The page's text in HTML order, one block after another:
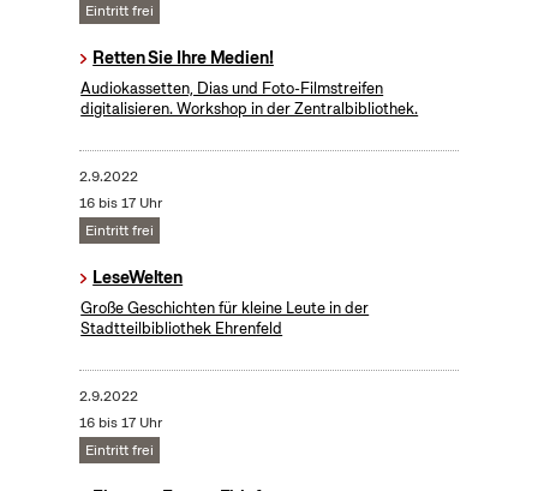
Eintritt frei
Retten Sie Ihre Medien!
Audiokassetten, Dias und Foto-Filmstreifen
digitalisieren. Workshop in der Zentralbibliothek.
2.9.2022
16 bis 17 Uhr
Eintritt frei
LeseWelten
Große Geschichten für kleine Leute in der
Stadtteilbibliothek Ehrenfeld
2.9.2022
16 bis 17 Uhr
Eintritt frei